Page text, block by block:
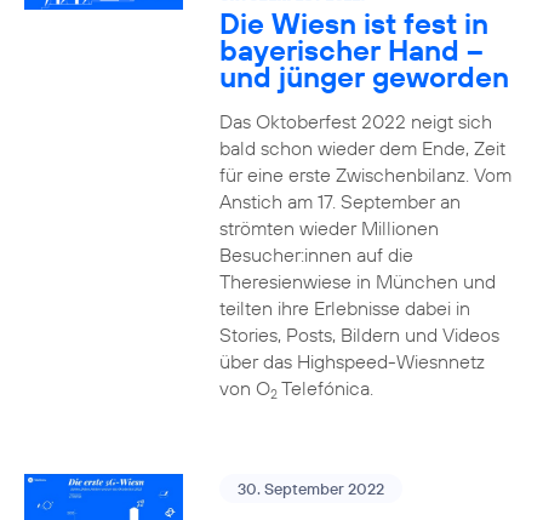
Die Wiesn ist fest in
bayerischer Hand –
und jünger geworden
Das Oktoberfest 2022 neigt sich
bald schon wieder dem Ende, Zeit
für eine erste Zwischenbilanz. Vom
Anstich am 17. September an
strömten wieder Millionen
Besucher:innen auf die
Theresienwiese in München und
teilten ihre Erlebnisse dabei in
Stories, Posts, Bildern und Videos
über das Highspeed-Wiesnnetz
von O2Telefónica.
30. September 2022